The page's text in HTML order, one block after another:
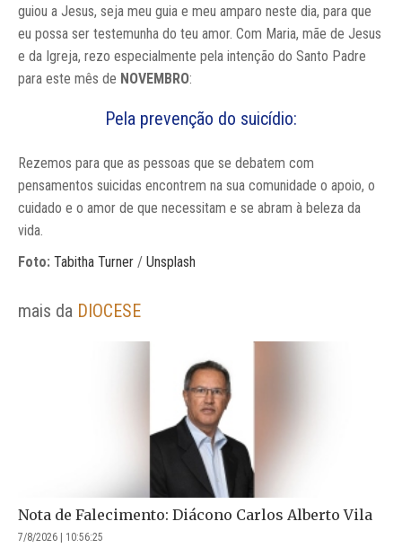
guiou a Jesus, seja meu guia e meu amparo neste dia, para que
eu possa ser testemunha do teu amor. Com Maria, mãe de Jesus
e da Igreja, rezo especialmente pela intenção do Santo Padre
para este mês de NOVEMBRO:
Pela prevenção do suicídio:
Rezemos para que as pessoas que se debatem com
pensamentos suicidas encontrem na sua comunidade o apoio, o
cuidado e o amor de que necessitam e se abram à beleza da
vida.
Foto: Tabitha Turner / Unsplash
mais da DIOCESE
Nota de Falecimento: Diácono Carlos Alberto Vila
7/8/2026 | 10:56:25